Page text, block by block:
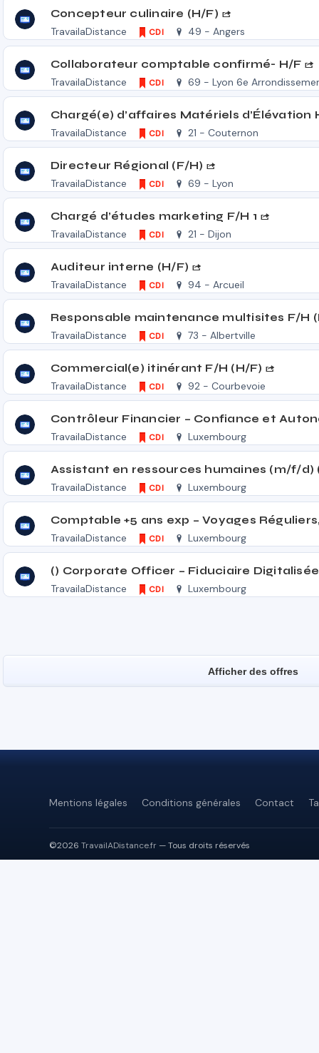
Concepteur culinaire (H/F)
TravailaDistance
CDI 49 - Angers
Collaborateur comptable confirmé- H/F
TravailaDistance
CDI 69 - Lyon 6e
Chargé(e) d’affaires Matériels d’Élévation
TravailaDistance
CDI 21 - Couternon
Directeur Régional (F/H)
TravailaDistance
CDI 69 - Lyon
Chargé d’études marketing F/H 1
TravailaDistance
CDI 21 - Dijon
Auditeur interne (H/F)
TravailaDistance
CDI 94 - Arcueil
Responsable maintenance multisites F/H
TravailaDistance
CDI 73 - Albertville
Commercial(e) itinérant F/H (H/F)
TravailaDistance
CDI 92 - Courbevoie
TravailaDistance CDI Luxembourg
Assistant en ressources humaines (m/f/d)
TravailaDistance
CDI Luxembourg
TravailaDistance CDI Luxembourg
TravailaDistance CDI Luxembourg
Afficher des offres
Mentions légales Conditions générales Contact
©2026 TravailADistance.fr — Tous droits réservés